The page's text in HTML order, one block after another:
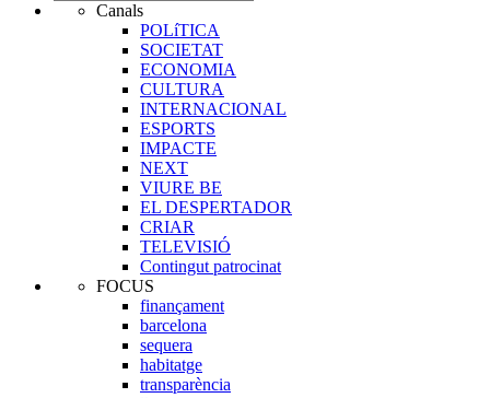
Canals
POLíTICA
SOCIETAT
ECONOMIA
CULTURA
INTERNACIONAL
ESPORTS
IMPACTE
NEXT
VIURE BE
EL DESPERTADOR
CRIAR
TELEVISIÓ
Contingut patrocinat
FOCUS
finançament
barcelona
sequera
habitatge
transparència